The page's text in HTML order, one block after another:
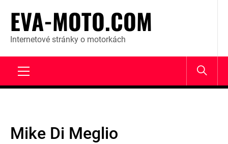
content
EVA-MOTO.COM
Internetové stránky o motorkách
Mike Di Meglio